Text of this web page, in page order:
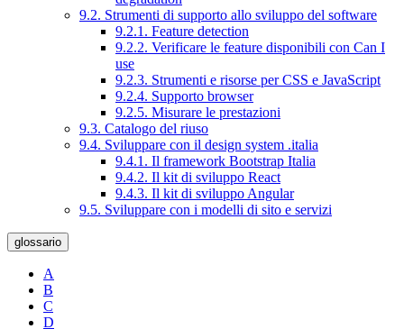
9.2. Strumenti di supporto allo sviluppo del software
9.2.1. Feature detection
9.2.2. Verificare le feature disponibili con Can I
use
9.2.3. Strumenti e risorse per CSS e JavaScript
9.2.4. Supporto browser
9.2.5. Misurare le prestazioni
9.3. Catalogo del riuso
9.4. Sviluppare con il design system .italia
9.4.1. Il framework Bootstrap Italia
9.4.2. Il kit di sviluppo React
9.4.3. Il kit di sviluppo Angular
9.5. Sviluppare con i modelli di sito e servizi
glossario
A
B
C
D